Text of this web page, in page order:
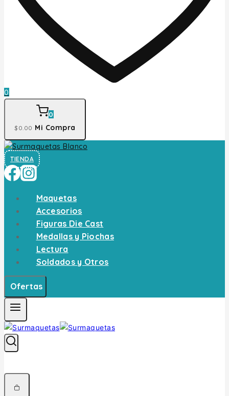
0
0
$0 .00 Mi Compra
TIENDA
Maquetas
Accesorios
Figuras Die Cast
Medallas y Piochas
Lectura
Soldados y Otros
Ofertas